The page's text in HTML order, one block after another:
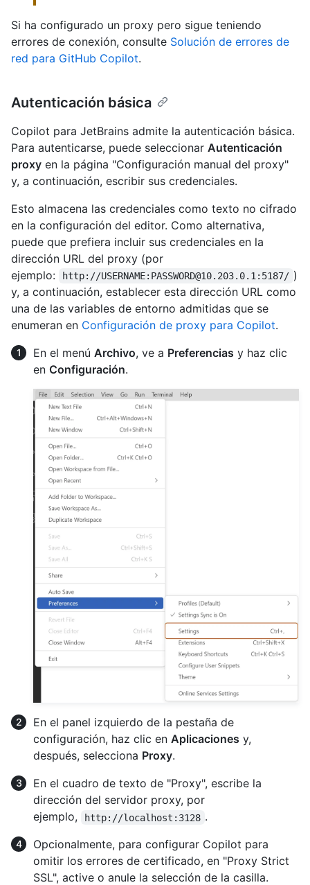
Si ha configurado un proxy pero sigue teniendo
errores de conexión, consulte Solución de errores de
red para GitHub Copilot.
Autenticación básica
Copilot para JetBrains admite la autenticación básica.
Para autenticarse, puede seleccionar Autenticación
proxy en la página "Configuración manual del proxy"
y, a continuación, escribir sus credenciales.
Esto almacena las credenciales como texto no cifrado
en la configuración del editor. Como alternativa,
puede que prefiera incluir sus credenciales en la
dirección URL del proxy (por
ejemplo:
http://USERNAME:PASSWORD@10.203.0.1:5187/ )
y, a continuación, establecer esta dirección URL como
una de las variables de entorno admitidas que se
enumeran en Configuración de proxy para Copilot.
En el menú Archivo, ve a Preferencias y haz clic
en Configuración.
En el panel izquierdo de la pestaña de
configuración, haz clic en Aplicaciones y,
después, selecciona Proxy.
En el cuadro de texto de "Proxy", escribe la
dirección del servidor proxy, por
ejemplo,
http://localhost:3128 .
Opcionalmente, para configurar Copilot para
omitir los errores de certificado, en "Proxy Strict
SSL", active o anule la selección de la casilla.